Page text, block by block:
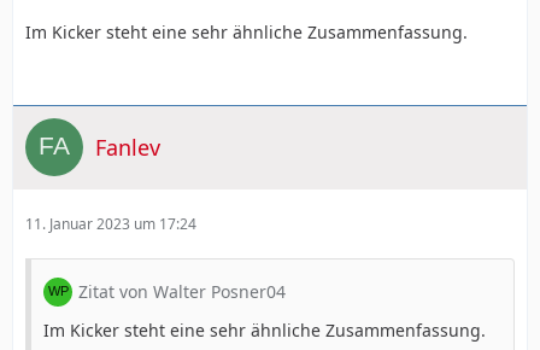
Im Kicker steht eine sehr ähnliche Zusammenfassung.
Fanlev
11. Januar 2023 um 17:24
Zitat von Walter Posner04
Im Kicker steht eine sehr ähnliche Zusammenfassung.